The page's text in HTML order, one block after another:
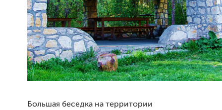
Большая беседка на территории